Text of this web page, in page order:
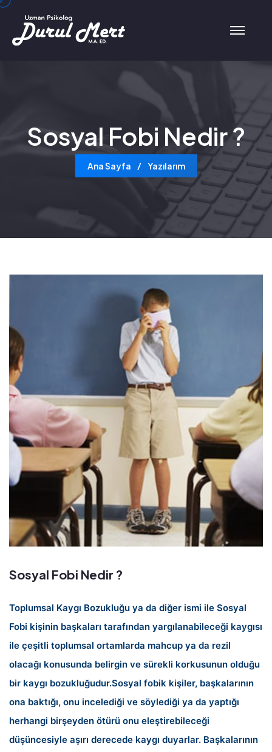
Sosyal Fobi Nedir ?
Ana Sayfa Yazılarım
Sosyal Fobi Nedir ?
Toplumsal Kaygı Bozukluğu ya da diğer ismi ile Sosyal
Fobi kişinin başkaları tarafından yargılanabileceği kaygısı
ile çeşitli toplumsal ortamlarda mahcup ya da rezil
olacağı konusunda belirgin ve sürekli korkusunun olduğu
bir kaygı bozukluğudur.Sosyal fobik kişiler, başkalarının
ona baktığı, onu incelediği ve söylediği ya da yaptığı
herhangi birşeyden ötürü onu eleştirebileceği
düşüncesiyle aşırı derecede kaygı duyarlar. Başkalarının